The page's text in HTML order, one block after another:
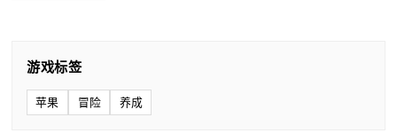
游戏标签
苹果 冒险 养成